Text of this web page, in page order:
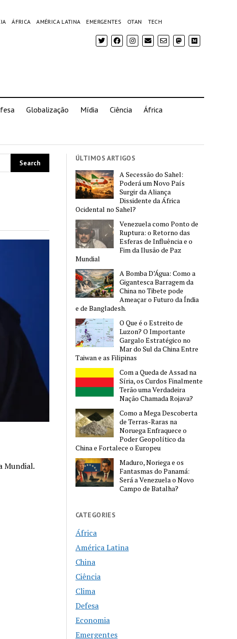
ÁFRICA AMÉRICA LATINA EMERGENTES OTAN
TECH
Globalização Mídia Ciência África
Mundial.
ÚLTIMOS ARTIGOS
A Secessão do Sahel:
Poderá um Novo País
Surgir da Aliança
Dissidente da África
Ocidental no Sahel?
Venezuela como Ponto de
Ruptura: o Retorno das
Esferas de Influência e o
Fim da Ilusão de Paz
Mundial
A Bomba D’Água: Como a
Gigantesca Barragem da
China no Tibete pode
Ameaçar o Futuro da Índia
e de Bangladesh.
O Que é o Estreito de
Luzon? O Importante
Gargalo Estratégico no
Mar do Sul da China Entre
Taiwan e as Filipinas
Com a Queda de Assad na
Síria, os Curdos Finalmente
Terão uma Verdadeira
Nação Chamada Rojava?
Como a Mega Descoberta
de Terras-Raras na
Noruega Enfraquece o
Poder Geopolítico da
China e Fortalece o Europeu
Maduro, Noriega e os
Fantasmas do Panamá:
Será a Venezuela o Novo
Campo de Batalha?
CATEGORIES
África
América Latina
China
Ciência
Clima
Defesa
Economia
Emergentes